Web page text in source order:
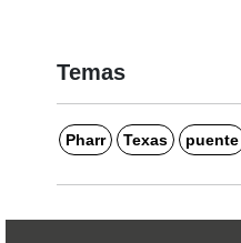
Temas
Pharr Texas puente